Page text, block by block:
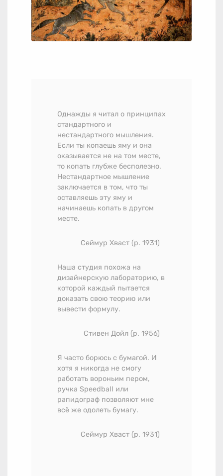
Однажды я читал о принципах
стандартного и
нестандартного мышления.
Если ты копаешь яму и она
оказывается не на том месте,
то копать глубже бесполезно.
Нестандартное мышление
заключается в том, что ты
оставляешь эту яму и
начинаешь копать в другом
месте.
Сеймур Хваст (р. 1931)
Наша студия похожа на
дизайнерскую лабораторию, в
которой каждый пытается
доказать свою теорию или
вывести формулу.
Стивен Дойл (р. 1956)
Я часто борюсь с бумагой. И
хотя я никогда не смогу
работать вороньим пером,
ручка Speedball или
рапидограф позволяют мне
всё же одолеть бумагу.
Сеймур Хваст (р. 1931)